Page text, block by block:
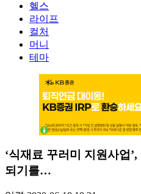
헬스
라이프
컬처
머니
테마
‘식재료 꾸러미 지원사업
되기를…